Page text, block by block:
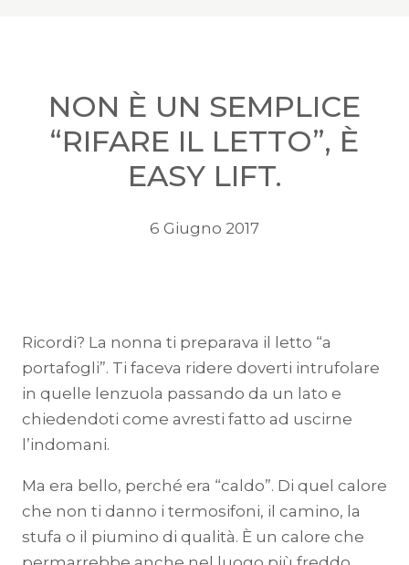
NON È UN SEMPLICE
“RIFARE IL LETTO”, È
EASY LIFT.
6 Giugno 2017
Ricordi? La nonna ti preparava il letto “a
portafogli”. Ti faceva ridere doverti intrufolare
in quelle lenzuola passando da un lato e
chiedendoti come avresti fatto ad uscirne
l’indomani.
Ma era bello, perché era “caldo”. Di quel calore
che non ti danno i termosifoni, il camino, la
stufa o il piumino di qualità. È un calore che